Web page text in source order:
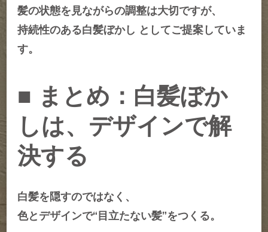
髪の状態を見ながらの調整は大切ですが、
持続性のある白髪ぼかし としてご提案していま
す。
■ まとめ：白髪ぼか
しは、デザインで解
決する
白髪を隠すのではなく、
色とデザインで“目立たない髪”をつくる。